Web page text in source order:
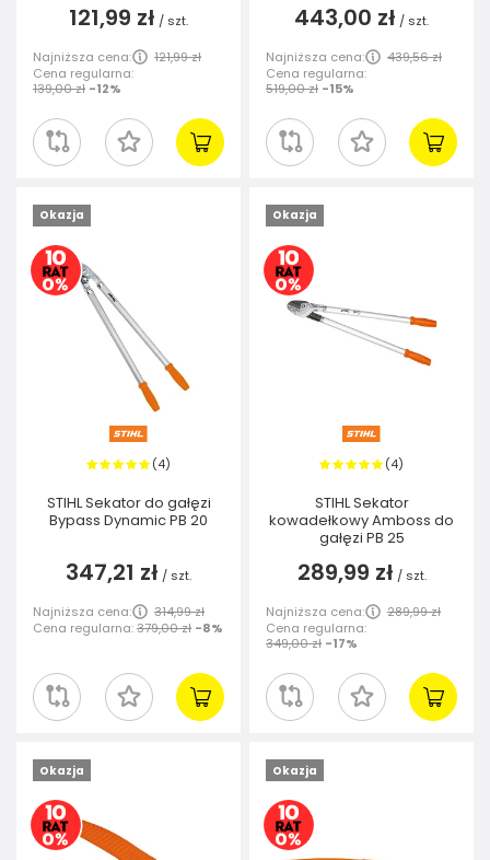
121,99 zł / szt.
Najniższa cena:
121,99 zł
Cena regularna:
139,00 zł -12%
443,00 zł / szt.
Najniższa cena:
439,56 zł
Cena regularna:
519,00 zł -15%
Okazja
(4)
STIHL Sekator do gałęzi
Bypass Dynamic PB 20
347,21 zł / szt.
Najniższa cena:
314,99 zł
Cena regularna:379,00 zł -8%
Okazja
(4)
STIHL Sekator
kowadełkowy Amboss do
gałęzi PB 25
289,99 zł / szt.
Najniższa cena:
289,99 zł
Cena regularna:
349,00 zł -17%
Okazja Okazja